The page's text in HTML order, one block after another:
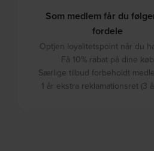
Som medlem får du
fordele
Optjen loyalitetspoint når du
Få 10% rabat på dine køb
Særlige tilbud forbeholdt
1 år ekstra reklamationsret (3